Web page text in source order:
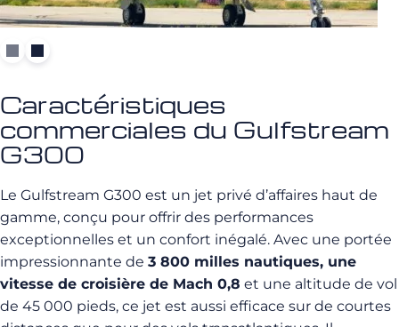
Caractéristiques
commerciales du Gulfstream
G300
Le Gulfstream G300 est un jet privé d’affaires haut de
gamme, conçu pour offrir des performances
exceptionnelles et un confort inégalé. Avec une portée
impressionnante de 3 800 milles nautiques, une
vitesse de croisière de Mach 0,8 et une altitude de vol
de 45 000 pieds, ce jet est aussi efficace sur de courtes